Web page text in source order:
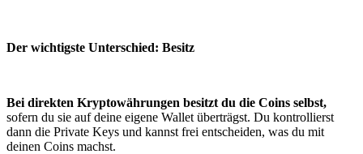
Der wichtigste Unterschied: Besitz
Bei direkten Kryptowährungen besitzt du die Coins selbst,
sofern du sie auf deine eigene Wallet überträgst. Du kontrollierst
dann die Private Keys und kannst frei entscheiden, was du mit
deinen Coins machst.